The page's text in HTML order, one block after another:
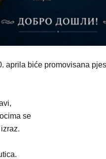
aprila biće promovisana
se